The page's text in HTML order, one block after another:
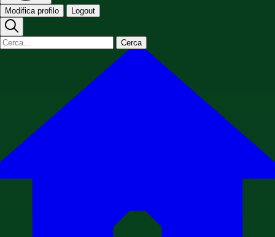
Modifica profilo Logout
Cerca